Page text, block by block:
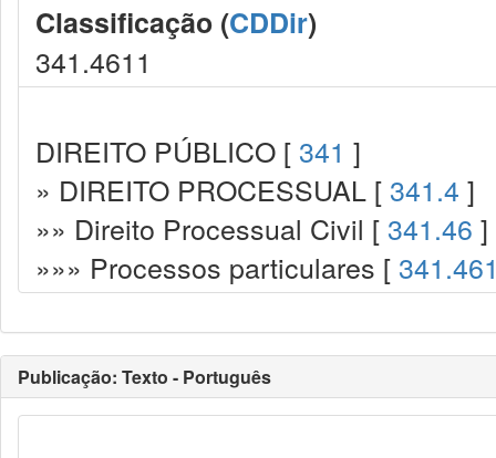
Classificação (CDDir)
341.4611
DIREITO PÚBLICO [ 341 ]
» DIREITO PROCESSUAL [ 341.4 ]
»» Direito Processual Civil [ 341.46 ]
»»» Processos particulares [
Publicação: Texto - Português